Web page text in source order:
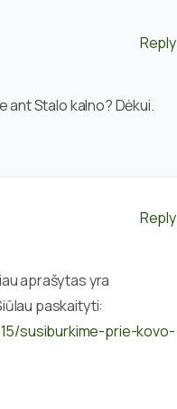
Reply
ant Stalo kalno? Dėkui.
Reply
aprašytas yra
paskaityti:
susiburkime-prie-kovo-